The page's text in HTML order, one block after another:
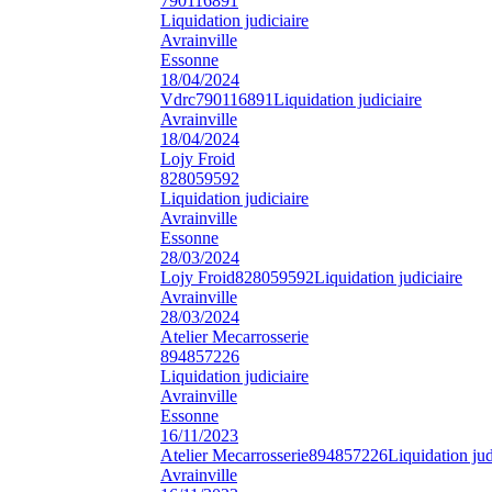
Liquidation judiciaire
Avrainville
Essonne
18/04/2024
Vdrc790116891Liquidation judiciaire
Avrainville
18/04/2024
Lojy Froid
828059592
Liquidation judiciaire
Avrainville
Essonne
28/03/2024
Lojy Froid828059592Liquidation judiciaire
Avrainville
28/03/2024
Atelier Mecarrosserie
894857226
Liquidation judiciaire
Avrainville
Essonne
16/11/2023
Atelier Mecarrosserie894857226Liquidation
Avrainville